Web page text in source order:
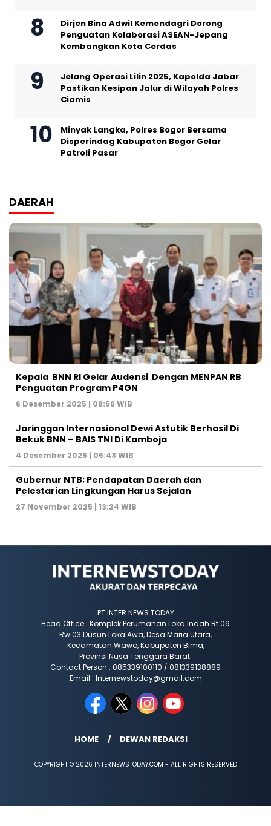
Dirjen Bina Adwil Kemendagri Dorong
Penguatan Kolaborasi ASEAN-Jepang
Kembangkan Kota Cerdas
Jelang Operasi Lilin 2025, Kapolda Jabar
Pastikan Kesipan Jalur di Wilayah Polres
Ciamis
Minyak Langka, Polres Bogor Bersama
Disperindag Kabupaten Bogor Gelar
Patroli Pasar
DAERAH
Kepala BNN RI Gelar Audensi Dengan MENPAN RB
Penguatan Program P4GN
6 Desember 2025 | 08:56 WIB
Jaringgan Internasional Dewi Astutik Berhasil Di
Bekuk BNN – BAIS TNI Di Kamboja
4 Desember 2025 | 06:43 WIB
Gubernur NTB; Pendapatan Daerah dan
Pelestarian Lingkungan Harus Sejalan
27 November 2025 | 13:24 WIB
PT.INTER NEWS TODAY
Head Office : Komplek Perumahan Loka Indah Rt 09
Rw 03 Dusun Loka Awa, Desa Maria Utara,
Kecamatan Wawo, Kabupaten Bima,
Provinsi Nusa Tenggara Barat.
Contact Person : 085339100110 / 081339138889
Email : Internewstoday@gmail.com
HOME DEWAN REDAKSI
COPYRIGHT © 2026 INTERNEWSTODAY.COM - ALL RIGHTS RESERVED